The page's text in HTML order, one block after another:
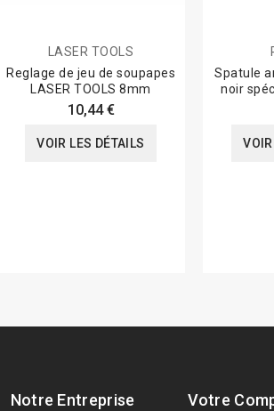
LASER TOOLS
Reglage de jeu de soupapes
LASER TOOLS 8mm
10,44 €
VOIR LES DÉTAILS
Spatule
noir
Notre Entreprise Votre